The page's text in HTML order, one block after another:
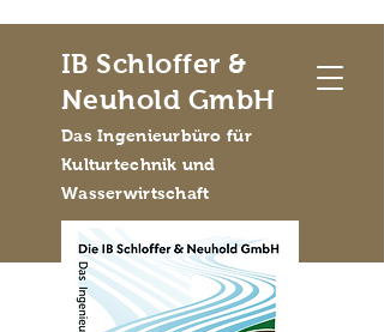
IB Schloffer &
Neuhold GmbH
Das Ingenieurbüro für
Kulturtechnik und
Wasserwirtschaft